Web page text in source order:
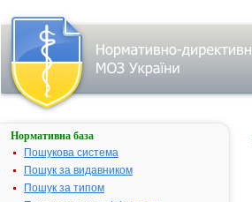
Нормативна база
Пошукова система
Пошук за видавником
Пошук за типом